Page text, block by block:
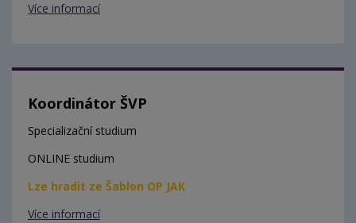
Více informací
Koordinátor ŠVP
Specializační studium
ONLINE studium
Lze hradit ze Šablon OP JAK
Více informací